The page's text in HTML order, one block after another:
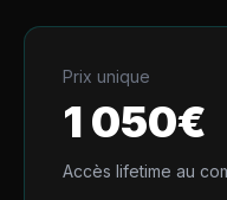
Prix unique
1 050€
Accès lifetime au